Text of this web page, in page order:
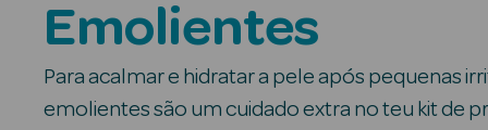
Emolientes
Para acalmar e hidratar a pele após pequenas
emolientes são um cuidado extra no teu kit de